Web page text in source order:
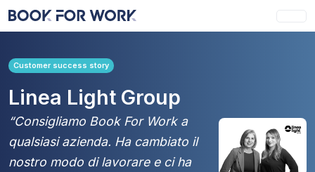
Customer success story
Linea Light Group
“Consigliamo Book For Work a
qualsiasi azienda. Ha cambiato il
nostro modo di lavorare e ci ha